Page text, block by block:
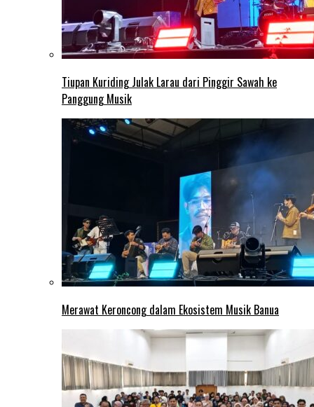
Tiupan Kuriding Julak Larau dari Pinggir Sawah ke
Panggung Musik
Merawat Keroncong dalam Ekosistem Musik Banua